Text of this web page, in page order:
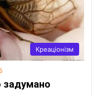
Креаціонізм
задумано